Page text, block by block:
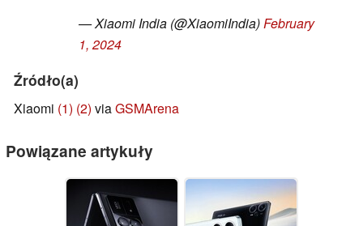
— Xiaomi India (@XiaomiIndia)February
1, 2024
Źródło(a)
Xiaomi (1) (2) viaGSMArena
Powiązane artykuły